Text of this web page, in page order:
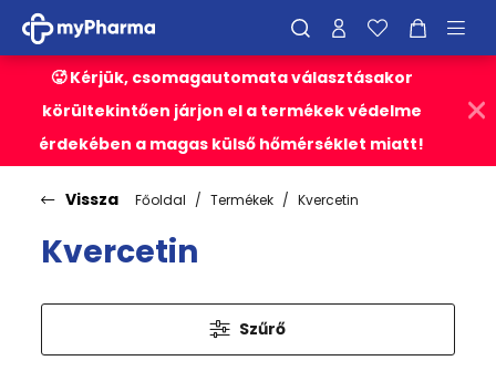
🥵 Kérjük, csomagautomata választásakor
körültekintően járjon el a termékek védelme
érdekében a magas külső hőmérséklet miatt!
Vissza Főoldal Termékek Kvercetin
Kvercetin
Szűrő